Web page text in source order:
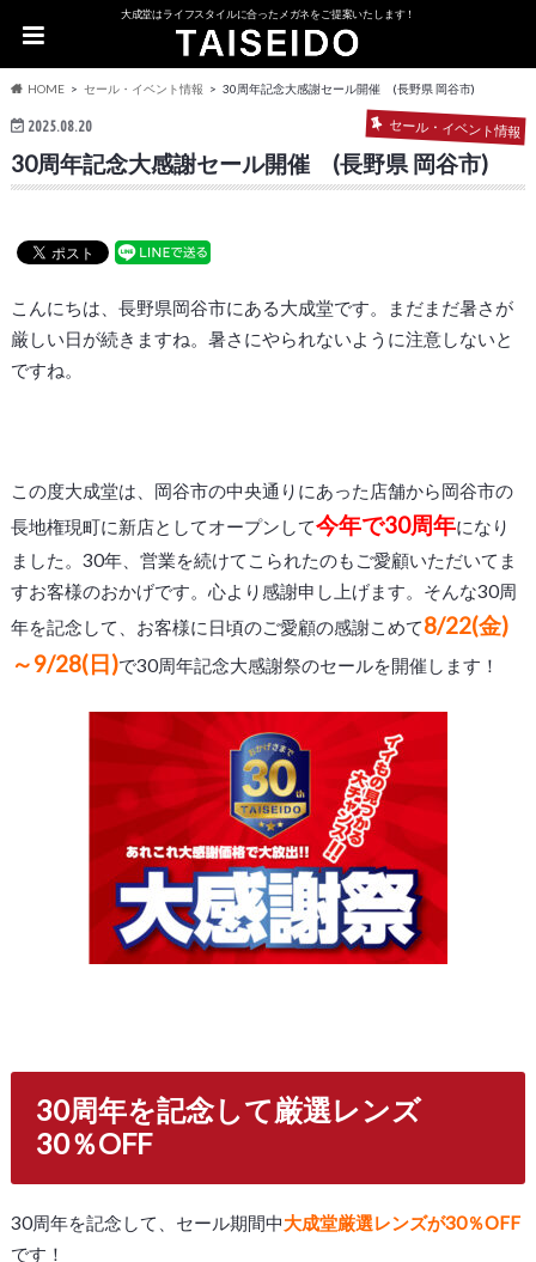
大成堂はライフスタイルに合ったメガネをご提案いたします！
HOME セール・イベント情報 30周年記念大感謝セール開催 (長野県 岡谷市)
2025.08.20 セール・イベント情報
30周年記念大感謝セール開催 (長野県 岡谷市)
こんにちは、長野県岡谷市にある大成堂です。まだまだ暑さが
厳しい日が続きますね。暑さにやられないように注意しないと
ですね。
この度大成堂は、岡谷市の中央通りにあった店舗から岡谷市の
長地権現町に新店としてオープンして今年で30周年になり
ました。30年、営業を続けてこられたのもご愛顧いただいてま
すお客様のおかげです。心より感謝申し上げます。そんな30周
年を記念して、お客様に日頃のご愛顧の感謝こめて8/22(金)
～9/28(日)で30周年記念大感謝祭のセールを開催します！
30周年を記念して厳選レンズ
30％OFF
30周年を記念して、セール期間中大成堂厳選レンズが30％OFF
です！